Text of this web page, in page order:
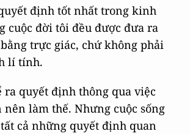
định tốt nhất trong kinh
cuộc đời tôi đều được đưa ra
trực giác, chứ không phải
lí tính.
ra quyết định thông qua việc
làm thế. Nhưng cuộc sống
cả những quyết định quan